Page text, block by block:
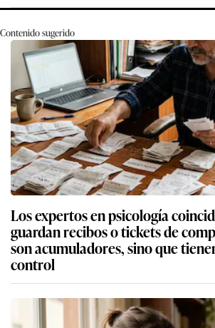
Contenido sugerido
Los expertos en psicología
guardan recibos o tickets de
son acumuladores, sino que
control